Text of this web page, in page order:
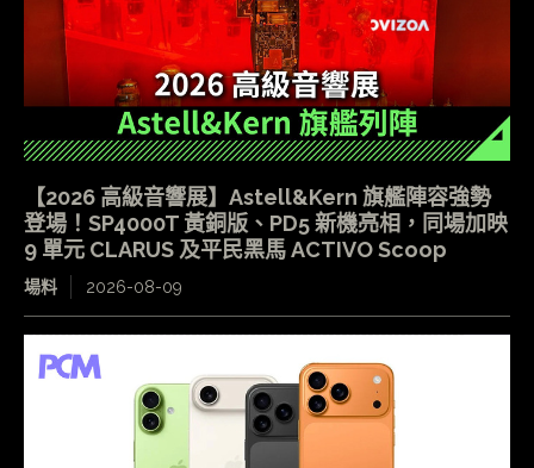
【2026 高級音響展】Astell&Kern 旗艦陣容強勢
登場！SP4000T 黃銅版、PD5 新機亮相，同場加映
9 單元 CLARUS 及平民黑馬 ACTIVO Scoop
場料 2026-08-09